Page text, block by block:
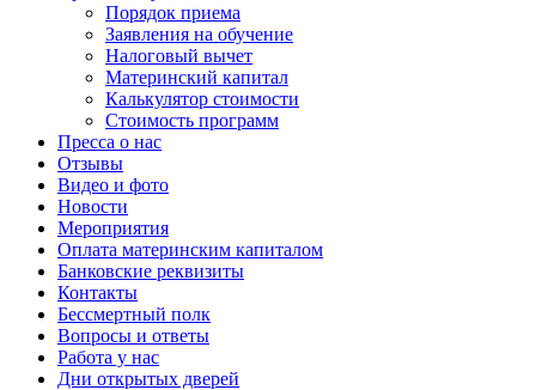
Порядок приема
Заявления на обучение
Налоговый вычет
Материнский капитал
Калькулятор стоимости
Стоимость программ
Пресса о нас
Отзывы
Видео и фото
Новости
Мероприятия
Оплата материнским капиталом
Банковские реквизиты
Контакты
Бессмертный полк
Вопросы и ответы
Работа у нас
Дни открытых дверей